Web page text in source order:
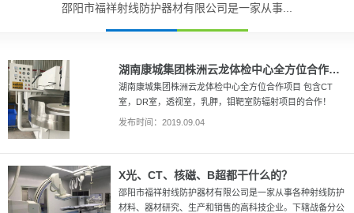
邵阳市福祥射线防护器材有限公司是一家从事...
湖南康城集团株洲云龙体检中心全方位合作项目
湖南康城集团株洲云龙体检中心全方位合作项目 包含CT
室，DR室，透视室，乳胛，钼靶室防辐射项目的合作！
发布时间：2019.09.04
X光、CT、核磁、B超都干什么的？
邵阳市福祥射线防护器材有限公司是一家从事各种射线防护
材料、器材研究、生产和销售的高科技企业。下辖战备分公